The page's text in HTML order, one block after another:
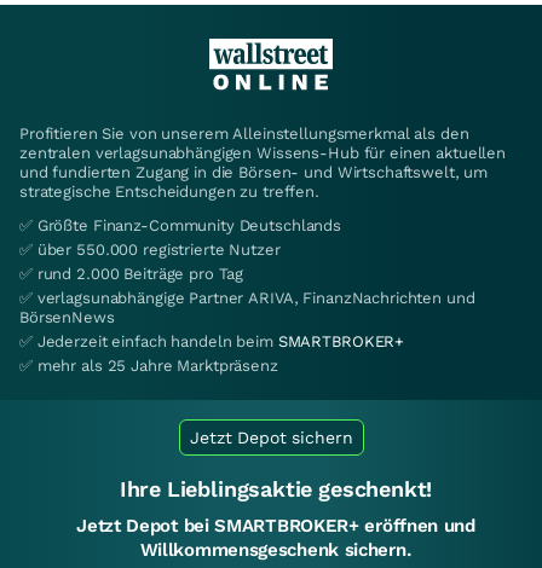
Profitieren Sie von unserem Alleinstellungsmerkmal als den
zentralen verlagsunabhängigen Wissens-Hub für einen aktuellen
und fundierten Zugang in die Börsen- und Wirtschaftswelt, um
strategische Entscheidungen zu treffen.
✅ Größte Finanz-Community Deutschlands
✅ über 550.000 registrierte Nutzer
✅ rund 2.000 Beiträge pro Tag
✅ verlagsunabhängige Partner ARIVA, FinanzNachrichten und
BörsenNews
✅ Jederzeit einfach handeln beim SMARTBROKER+
✅ mehr als 25 Jahre Marktpräsenz
Jetzt Depot sichern
Ihre Lieblingsaktie geschenkt!
Jetzt Depot bei SMARTBROKER+ eröffnen und
Willkommensgeschenk sichern.